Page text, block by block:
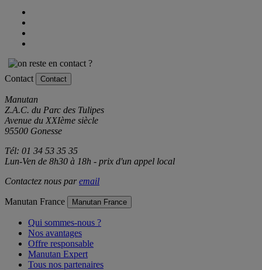
Contact Contact
Manutan
Z.A.C. du Parc des Tulipes
Avenue du XXIème siècle
95500 Gonesse
Tél: 01 34 53 35 35
Lun-Ven de 8h30 à 18h - prix d'un appel local
Contactez nous paremail
Manutan France Manutan France
Qui sommes-nous ?
Nos avantages
Offre responsable
Manutan Expert
Tous nos partenaires